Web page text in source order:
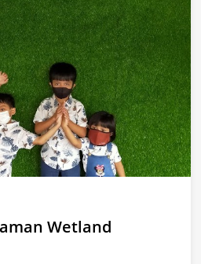
Wetland